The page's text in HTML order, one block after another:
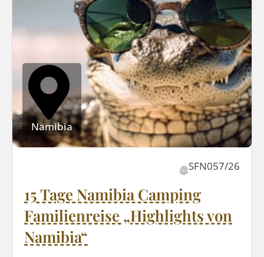
Namibia
SFN057/26
15 Tage Namibia Camping
Familienreise „Highlights von
Namibia“